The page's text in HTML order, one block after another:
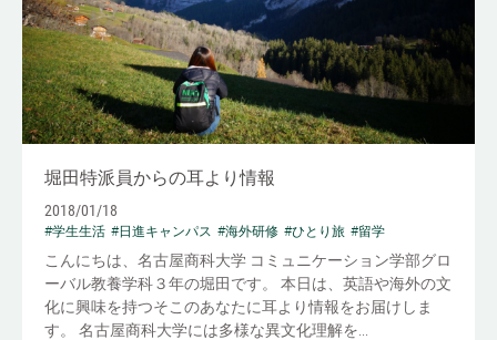
堀田特派員からの耳より情報
2018/01/18
#学生生活 #日進キャンパス #海外研修 #ひとり旅 #留学
こんにちは、名古屋商科大学 コミュニケーション学部グロ
ーバル教養学科３年の堀田です。 本日は、英語や海外の文
化に興味を持つそこのあなたに耳より情報をお届けしま
す。 名古屋商科大学には多様な異文化理解を...